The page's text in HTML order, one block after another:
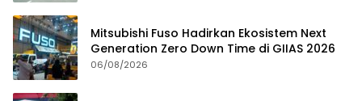
Mitsubishi Fuso Hadirkan Ekosistem Next
Generation Zero Down Time di GIIAS 2026
06/08/2026